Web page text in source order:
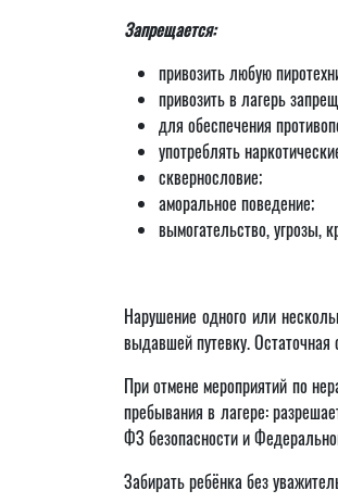
Запрещается:
привозить любую
привозить в лагерь
для обеспечения
употреблять
сквернословие;
аморальное поведение;
вымогательство, угрозы,
Нарушение одного или
выдавшей путевку. Остаточная
При отмене мероприятий по
пребывания в лагере:
ФЗ безопасности и
Забирать ребёнка без